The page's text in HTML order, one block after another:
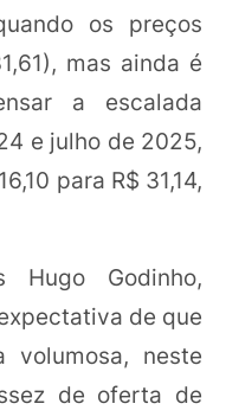
os preços
mas ainda é
a escalada
e julho de 2025,
para R$ 31,14,
Hugo Godinho,
de que
volumosa, neste
de oferta de